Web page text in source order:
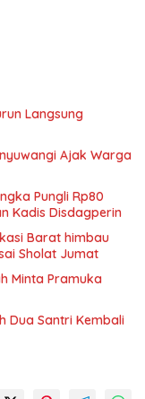
Langsung
Ajak Warga
Pungli Rp80
Kadis Disdagperin
Barat himbau
Sholat Jumat
Minta Pramuka
Dua Santri Kembali